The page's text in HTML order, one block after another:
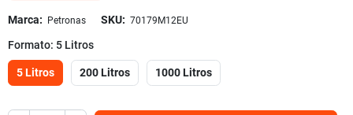
Marca: Petronas SKU: 70179M12EU
Formato: 5 Litros
5 Litros 200 Litros 1000 Litros